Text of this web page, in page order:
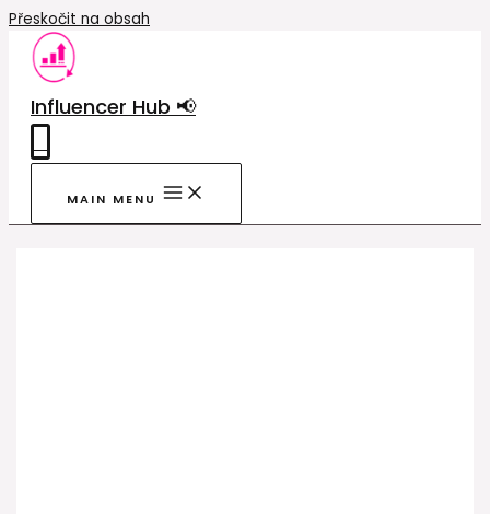
Přeskočit na obsah
Influencer Hub 📢
MAIN MENU